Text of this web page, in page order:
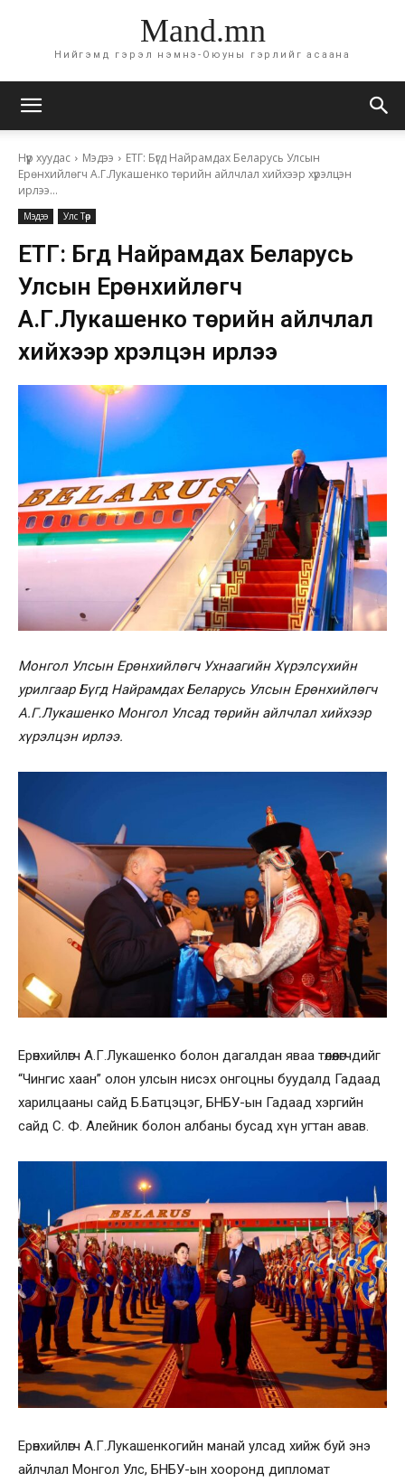
Mand.mn
Нийгэмд гэрэл нэмнэ-Оюуны гэрлийг асаана
Нүүр хуудас Мэдээ
ЕТГ: Бүгд Найрамдах Беларусь Улсын
Ерөнхийлөгч А.Г.Лукашенко төрийн айлчлал хийхээр хүрэлцэн
ирлээ...
Мэдээ Улс Төр
ЕТГ: Бүгд Найрамдах Беларусь
Улсын Ерөнхийлөгч
А.Г.Лукашенко төрийн айлчлал
хийхээр хүрэлцэн ирлээ
Монгол Улсын Ерөнхийлөгч Ухнаагийн Хүрэлсүхийн
урилгаар Бүгд Найрамдах Беларусь Улсын Ерөнхийлөгч
А.Г.Лукашенко Монгол Улсад төрийн айлчлал хийхээр
хүрэлцэн ирлээ.
Ерөнхийлөгч А.Г.Лукашенко болон дагалдан яваа төлөөлөгчдийг
“Чингис хаан” олон улсын нисэх онгоцны буудалд Гадаад
харилцааны сайд Б.Батцэцэг, БНБУ-ын Гадаад хэргийн
сайд С. Ф. Алейник болон албаны бусад хүн угтан авав.
Ерөнхийлөгч А.Г.Лукашенкогийн манай улсад хийж буй энэ
айлчлал Монгол Улс, БНБУ-ын хооронд дипломат